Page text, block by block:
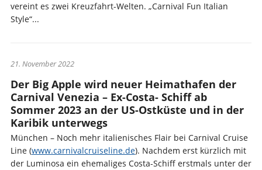
vereint es zwei Kreuzfahrt-Welten. „Carnival Fun Italian
Style“...
21. November 2022
Der Big Apple wird neuer Heimathafen der
Carnival Venezia – Ex-Costa- Schiff ab
Sommer 2023 an der US-Ostküste und in der
Karibik unterwegs
München – Noch mehr italienisches Flair bei Carnival Cruise
Line (www.carnivalcruiseline.de). Nachdem erst kürzlich mit
der Luminosa ein ehemaliges Costa-Schiff erstmals unter der